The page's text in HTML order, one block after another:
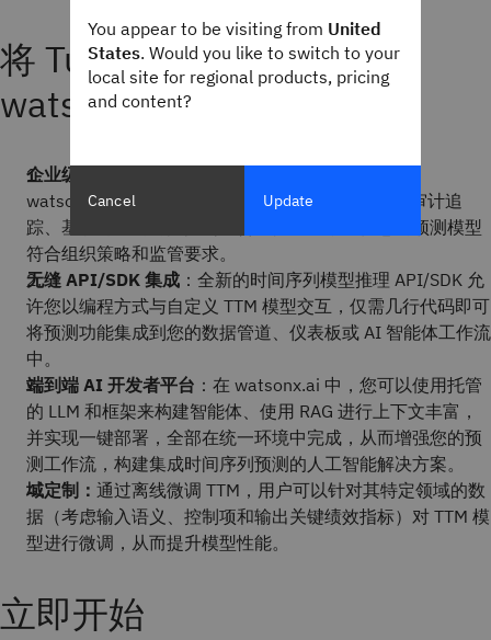
将 Tuned TTM 模型导入
watsonx.ai 的优势
企业级治理和安全：
watsonx.ai，您可以利用平台内置的治理功能，如审计追
踪、基于角色的访问控制和合规性检查，确保您的预测模型
符合组织策略和监管要求。
无缝 API/SDK 集成 ：全新的时间序列模型推理 API/SDK 允
许您以编程方式与自定义 TTM 模型交互，仅需几行代码即可
将预测功能集成到您的数据管道、仪表板或 AI 智能体工作流
中。
端到端 AI 开发者平台 ：在 watsonx.ai 中，您可以使用托管
的 LLM 和框架来构建智能体、使用 RAG 进行上下文丰富，
并实现一键部署，全部在统一环境中完成，从而增强您的预
测工作流，构建集成时间序列预测的人工智能解决方案。
域定制： 通过离线微调 TTM，用户可以针对其特定领域的数
据（考虑输入语义、控制项和输出关键绩效指标）对 TTM 模
型进行微调，从而提升模型性能。
立即开始
You appear to be visiting from United
States. Would you like to switch to your
local site for regional products, pricing
and content?
Cancel Update